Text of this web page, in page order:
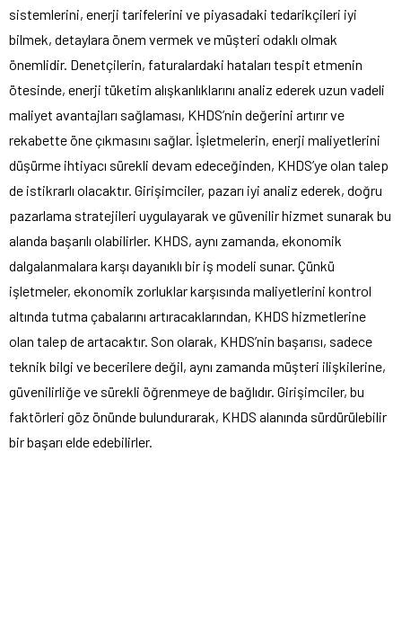
sistemlerini, enerji tarifelerini ve piyasadaki tedarikçileri iyi
bilmek, detaylara önem vermek ve müşteri odaklı olmak
önemlidir. Denetçilerin, faturalardaki hataları tespit etmenin
ötesinde, enerji tüketim alışkanlıklarını analiz ederek uzun vadeli
maliyet avantajları sağlaması, KHDS’nin değerini artırır ve
rekabette öne çıkmasını sağlar. İşletmelerin, enerji maliyetlerini
düşürme ihtiyacı sürekli devam edeceğinden, KHDS’ye olan talep
de istikrarlı olacaktır. Girişimciler, pazarı iyi analiz ederek, doğru
pazarlama stratejileri uygulayarak ve güvenilir hizmet sunarak bu
alanda başarılı olabilirler. KHDS, aynı zamanda, ekonomik
dalgalanmalara karşı dayanıklı bir iş modeli sunar. Çünkü
işletmeler, ekonomik zorluklar karşısında maliyetlerini kontrol
altında tutma çabalarını artıracaklarından, KHDS hizmetlerine
olan talep de artacaktır. Son olarak, KHDS’nin başarısı, sadece
teknik bilgi ve becerilere değil, aynı zamanda müşteri ilişkilerine,
güvenilirliğe ve sürekli öğrenmeye de bağlıdır. Girişimciler, bu
faktörleri göz önünde bulundurarak, KHDS alanında sürdürülebilir
bir başarı elde edebilirler.